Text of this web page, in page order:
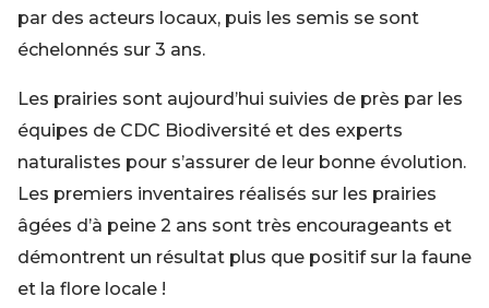
par des acteurs locaux, puis les semis se sont
échelonnés sur 3 ans.
Les prairies sont aujourd’hui suivies de près par les
équipes de CDC Biodiversité et des experts
naturalistes pour s’assurer de leur bonne évolution.
Les premiers inventaires réalisés sur les prairies
âgées d’à peine 2 ans sont très encourageants et
démontrent un résultat plus que positif sur la faune
et la flore locale !